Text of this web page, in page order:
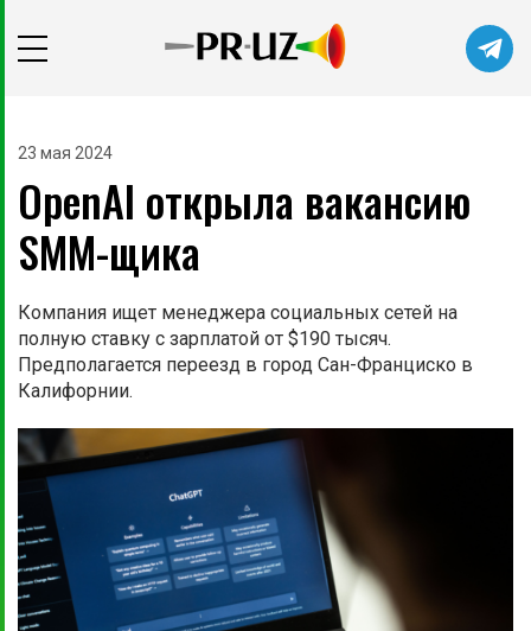
23 мая 2024
OpenAI открыла вакансию
SMM-щика
Компания ищет менеджера социальных сетей на
полную ставку с зарплатой от $190 тысяч.
Предполагается переезд в город Сан-Франциско в
Калифорнии.